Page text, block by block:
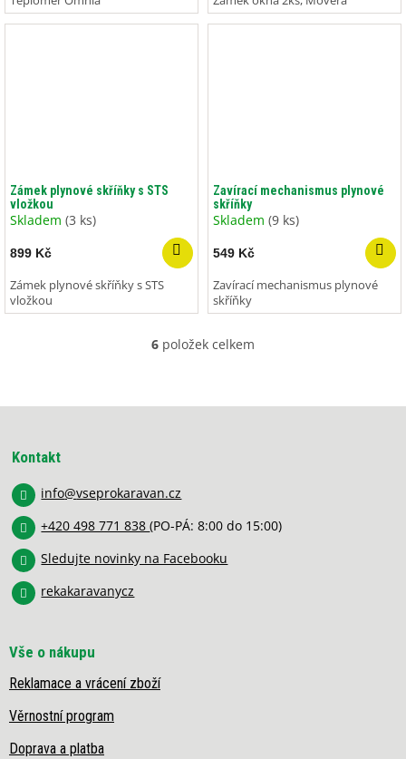
Zámek plynové skříňky s STS
vložkou
Skladem (3 ks)
899 Kč
Zámek plynové skříňky s STS
vložkou
Zavírací mechanismus plynové
skříňky
Skladem (9 ks)
549 Kč
Zavírací mechanismus plynové
skříňky
O
á
v
y
6 položek celkem
Kontakt
info@vseprokaravan.cz
+420 498 771 838(PO-PÁ: 8:00 do 15:00)
Sledujte novinky na Facebooku
rekakaravanycz
Vše o nákupu
Reklamace a vrácení zboží
Věrnostní program
Doprava a platba